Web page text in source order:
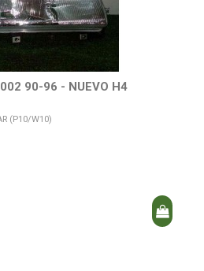
90-96 - NUEVO H4
(P10/W10)